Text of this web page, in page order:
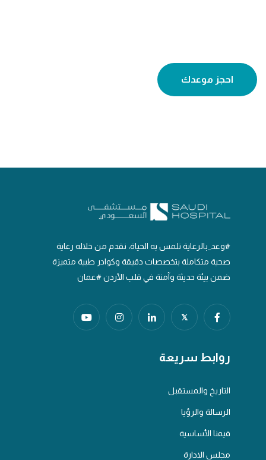
احجز موعدك
#وعد_بالرعاية نلمس به الحياة، نقدم من خلاله رعاية
صحية متكاملة بتخصصات دقيقة وكوادر طبية متميزة
ضمن بيئة حديثة وآمنة في قلب الأردن #عمان
𝕏
روابط سريعة
التاريخ والمستقبل
الرسالة والرؤيا
قيمنا الأساسية
مجلس الادارة